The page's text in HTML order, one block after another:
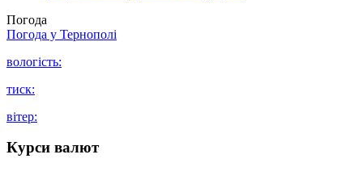
Погода
Погода у Тернополі
вологість:
тиск:
вітер:
Курси валют